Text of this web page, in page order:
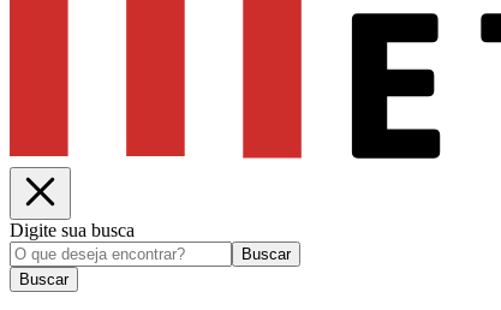
Digite sua busca
Buscar
Buscar